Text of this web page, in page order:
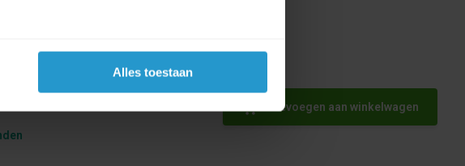
Alles toestaan
- Halloween
Toevoegen aan winkelwagen